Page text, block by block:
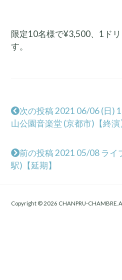
限定10名様で¥3,500、1ド
す。
次の投稿 2021 06/06 (日)
山公園音楽堂 (京都市)【終演
前の投稿 2021 05/08 ライ
駅)【延期】
Copyright © 2026 CHANPRU-CHAMBRE.